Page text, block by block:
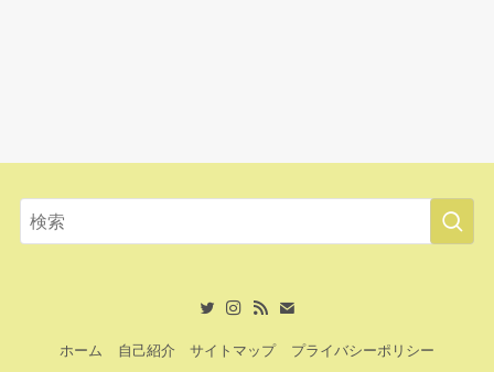
ホーム 自己紹介 サイトマップ プライバシーポリシー